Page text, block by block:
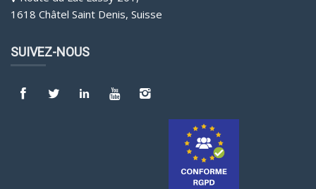
1618 Châtel Saint Denis, Suisse
SUIVEZ-NOUS